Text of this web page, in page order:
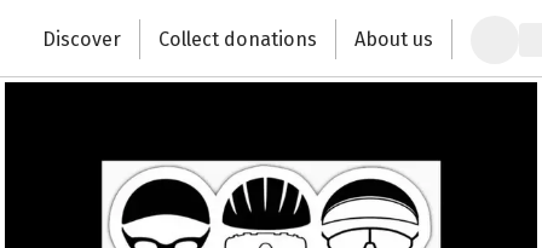
Change the world with your donation
Discover Collect donations About us